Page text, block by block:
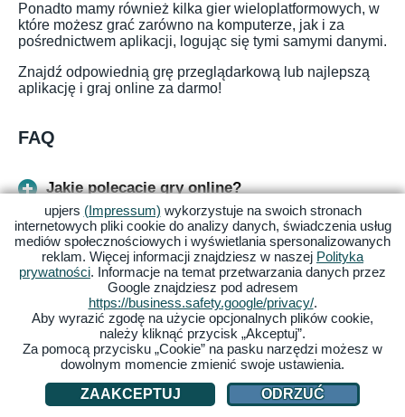
Ponadto mamy również kilka gier wieloplatformowych, w
które możesz grać zarówno na komputerze, jak i za
pośrednictwem aplikacji, logując się tymi samymi danymi.
Znajdź odpowiednią grę przeglądarkową lub najlepszą
aplikację i graj online za darmo!
FAQ
Jakie polecacie gry online?
Jakie są fajne gry bezpłatne?
W jakie gry można grać razem online?
Z jakich stron pobierać gry za darmo?
Jakie fajne gry za darmo na PC?
upjers (Impressum) wykorzystuje na swoich stronach
internetowych pliki cookie do analizy danych, świadczenia usług
mediów społecznościowych i wyświetlania spersonalizowanych
reklam. Więcej informacji znajdziesz w naszej Polityka
prywatności. Informacje na temat przetwarzania danych przez
Google znajdziesz pod adresem
https://business.safety.google/privacy/.
Aby wyrazić zgodę na użycie opcjonalnych plików cookie,
należy kliknąć przycisk „Akceptuj”.
Za pomocą przycisku „Cookie” na pasku narzędzi możesz w
dowolnym momencie zmienić swoje ustawienia.
ZAAKCEPTUJ
ODRZUĆ